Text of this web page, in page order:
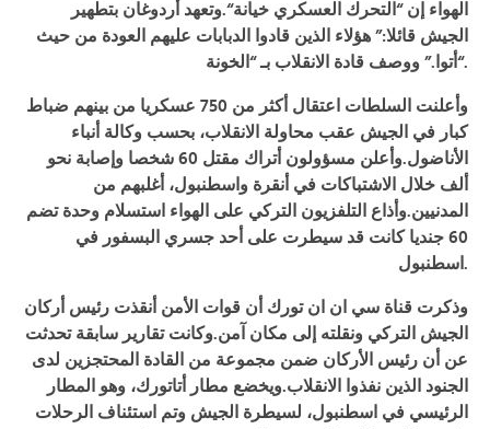
الهواء إن “التحرك العسكري خيانة“.وتعهد أردوغان بتطهير
الجيش قائلا:” هؤلاء الذين قادوا الدبابات عليهم العودة من حيث
أتوا.” ووصف قادة الانقلاب بـ “الخونة“.
وأعلنت السلطات اعتقال أكثر من 750 عسكريا من بينهم ضباط
كبار في الجيش عقب محاولة الانقلاب، بحسب وكالة أنباء
الأناضول
.وأعلن مسؤولون أتراك مقتل 60 شخصا وإصابة نحو
ألف خلال الاشتباكات في أنقرة واسطنبول، أغلبهم من
المدنيين.وأذاع التلفزيون التركي على الهواء استسلام وحدة تضم
60 جنديا كانت قد سيطرت على أحد جسري البسفور في
اسطنبول .
وذكرت قناة سي ان ان تورك أن قوات الأمن أنقذت رئيس أركان
الجيش التركي ونقلته إلى مكان آمن.وكانت تقارير سابقة تحدثت
عن أن رئيس الأركان ضمن مجموعة من القادة المحتجزين لدى
الجنود الذين نفذوا الانقلاب.ويخضع مطار أتاتورك، وهو المطار
الرئيسي في اسطنبول، لسيطرة الجيش وتم استئناف الرحلات